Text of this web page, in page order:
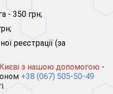
- 350 грн;
реєстрації (за
з нашою допомогою -
+38 (067) 505-50-49